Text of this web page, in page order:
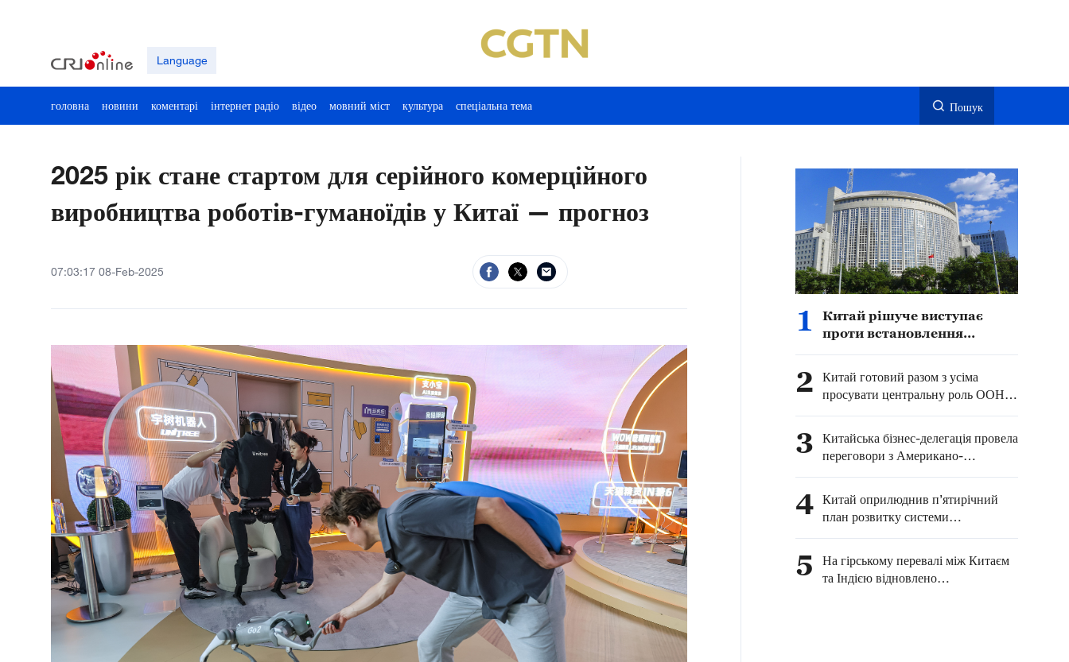
Language
головна новини коментарі інтернет радіо відео мовний міст культура спеціальна тема Пошук
2025 рік стане стартом для серійного комерційного
виробництва роботів-гуманоїдів у Китаї — прогноз
07:03:17 08-Feb-2025
1
Китай рішуче виступає
проти встановлення
територіальних вод»
поблизу китайського
острова Хуан'яньдао — МЗС
КНР
2 Китай готовий разом з усіма
просувати центральну роль ООН у
глобальному управлінні штучним
3 Китайська бізнес-делегація провела
переговори з Американо-
китайською діловою радою та її
4 Китай оприлюднив п’ятирічний
план розвитку системи
кооперативів постачання та збуту з
сільськогосподарських послуг та
забезпечення продовольчої безпеки
5
На гірському перевалі між Китаєм
та Індією відновлено